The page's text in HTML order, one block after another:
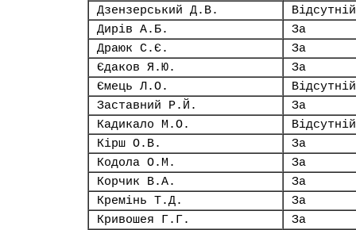
Дзензерський Д.В.
Відсутній
Дирів А.Б.
За
Драюк С.Є.
За
Єдаков Я.Ю.
За
Ємець Л.О.
Відсутній
Заставний Р.Й.
За
Кадикало М.О.
Відсутній
Кірш О.В.
За
Кодола О.М.
За
Корчик В.А.
За
Кремінь Т.Д.
За
Кривошея Г.Г.
За